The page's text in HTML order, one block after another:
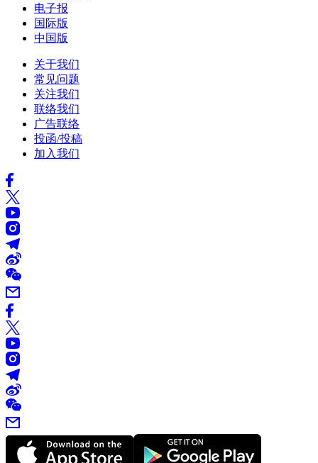
电子报
国际版
中国版
关于我们
常见问题
关注我们
联络我们
广告联络
投函/投稿
加入我们